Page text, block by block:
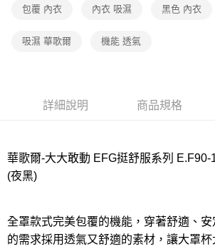
離島
包覆 內衣 內衣 吸濕 黑色 內衣
吸濕 華歌爾 機能 透氣
詳細說明 商品規格
華歌爾-大大敢動 EFG挺舒服系列 E.F90-
(夜黑)
全罩款式完美包覆的機能，穿著舒適、
的需求採用透氣又舒適的素材，讓大罩